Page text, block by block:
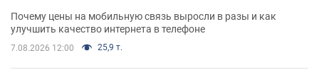
Почему цены на мобильную связь выросли в разы и как
улучшить качество интернета в телефоне
7.08.2026 12:00 25,9 т.